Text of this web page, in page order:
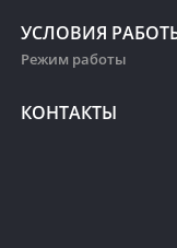
УСЛОВИЯ
Режим работы
КОНТАКТЫ